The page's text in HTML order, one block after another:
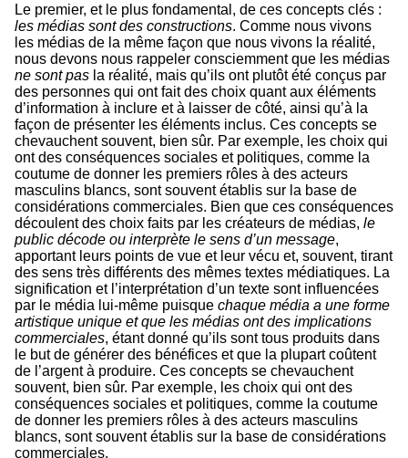
Le premier, et le plus fondamental, de ces concepts clés :
les médias sont des constructions. Comme nous vivons
les médias de la même façon que nous vivons la réalité,
nous devons nous rappeler consciemment que les médias
ne sont pas la réalité, mais qu’ils ont plutôt été conçus par
des personnes qui ont fait des choix quant aux éléments
d’information à inclure et à laisser de côté, ainsi qu’à la
façon de présenter les éléments inclus. Ces concepts se
chevauchent souvent, bien sûr. Par exemple, les choix qui
ont des conséquences sociales et politiques, comme la
coutume de donner les premiers rôles à des acteurs
masculins blancs, sont souvent établis sur la base de
considérations commerciales. Bien que ces conséquences
découlent des choix faits par les créateurs de médias, le
public décode ou interprète le sens d’un message,
apportant leurs points de vue et leur vécu et, souvent, tirant
des sens très différents des mêmes textes médiatiques. La
signification et l’interprétation d’un texte sont influencées
par le média lui-même puisque chaque média a une forme
artistique unique et que les médias ont des implications
commerciales, étant donné qu’ils sont tous produits dans
le but de générer des bénéfices et que la plupart coûtent
de l’argent à produire. Ces concepts se chevauchent
souvent, bien sûr. Par exemple, les choix qui ont des
conséquences sociales et politiques, comme la coutume
de donner les premiers rôles à des acteurs masculins
blancs, sont souvent établis sur la base de considérations
commerciales.